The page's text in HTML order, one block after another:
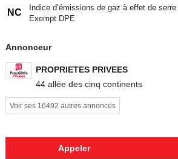
NC
Indice d’émissions de gaz à effet de serre
Exempt DPE
Annonceur
PROPRIETES PRIVEES
44 allée des cinq continents
Voir ses 16492 autres annonces
Appeler